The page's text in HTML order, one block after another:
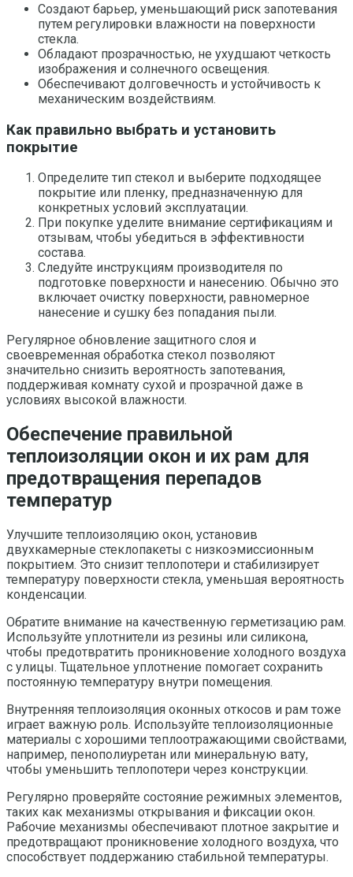
Создают барьер, уменьшающий риск запотевания
путем регулировки влажности на поверхности
стекла.
Обладают прозрачностью, не ухудшают четкость
изображения и солнечного освещения.
Обеспечивают долговечность и устойчивость к
механическим воздействиям.
Как правильно выбрать и установить
покрытие
Определите тип стекол и выберите подходящее
покрытие или пленку, предназначенную для
конкретных условий эксплуатации.
При покупке уделите внимание сертификациям и
отзывам, чтобы убедиться в эффективности
состава.
Следуйте инструкциям производителя по
подготовке поверхности и нанесению. Обычно это
включает очистку поверхности, равномерное
нанесение и сушку без попадания пыли.
Регулярное обновление защитного слоя и
своевременная обработка стекол позволяют
значительно снизить вероятность запотевания,
поддерживая комнату сухой и прозрачной даже в
условиях высокой влажности.
Обеспечение правильной
теплоизоляции окон и их рам для
предотвращения перепадов
температур
Улучшите теплоизоляцию окон, установив
двухкамерные стеклопакеты с низкоэмиссионным
покрытием. Это снизит теплопотери и стабилизирует
температуру поверхности стекла, уменьшая вероятность
конденсации.
Обратите внимание на качественную герметизацию рам.
Используйте уплотнители из резины или силикона,
чтобы предотвратить проникновение холодного воздуха
с улицы. Тщательное уплотнение помогает сохранить
постоянную температуру внутри помещения.
Внутренняя теплоизоляция оконных откосов и рам тоже
играет важную роль. Используйте теплоизоляционные
материалы с хорошими теплоотражающими свойствами,
например, пенополиуретан или минеральную вату,
чтобы уменьшить теплопотери через конструкции.
Регулярно проверяйте состояние режимных элементов,
таких как механизмы открывания и фиксации окон.
Рабочие механизмы обеспечивают плотное закрытие и
предотвращают проникновение холодного воздуха, что
способствует поддержанию стабильной температуры.